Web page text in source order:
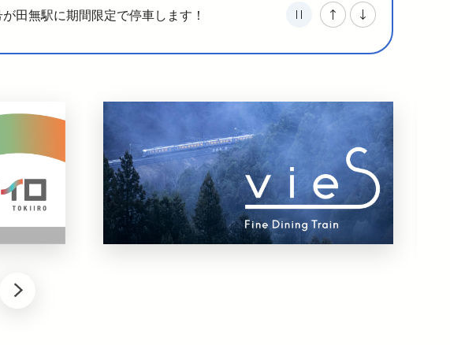
田無駅に期間限定で停車します！
ます！ （PDFを開く）
の美食トレイン初運行決定！ （PDFを開く）
ット購入キャンペーン」を実施します！ （PDFを開く）
「美食の近江路プレミアムトレイン」 （PDFを開く）
ケット購入キャンペーン」を開始しました。
新たに田無駅・新所沢駅に停車します～
田無駅に期間限定で停車します！
ャルパートナーとして協賛します （PDFを開く）
・Suicaがオトク！キャンペーン
した！